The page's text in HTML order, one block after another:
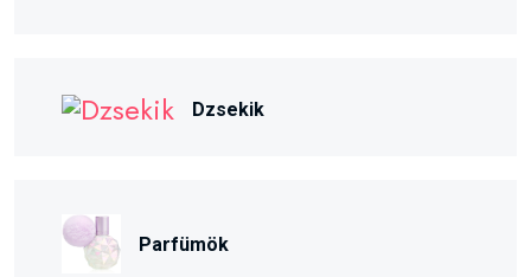
Dzsekik
Parfümök